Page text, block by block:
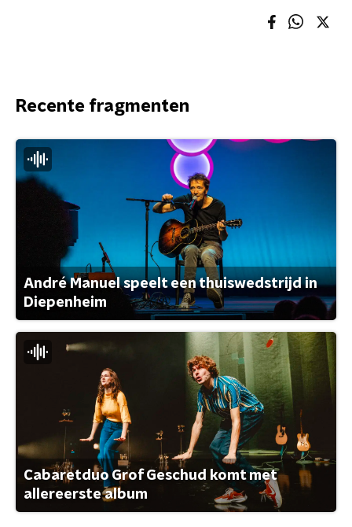
Recente fragmenten
André Manuel speelt een thuiswedstrijd in
Diepenheim
Cabaretduo Grof Geschud komt met
allereerste album